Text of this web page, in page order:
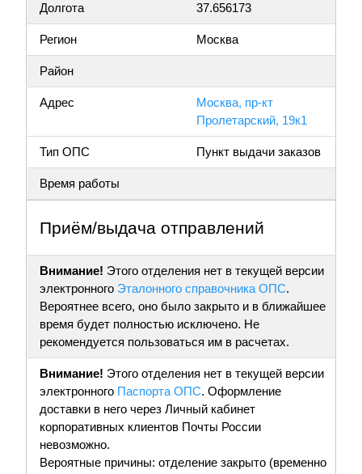
Долгота 37.656173
Регион Москва
Район
Адрес
Москва, пр-кт
Пролетарский, 19к1
Тип ОПС Пункт выдачи заказов
Время работы
Приём/выдача отправлений
Внимание! Этого отделения нет в текущей версии
электронного Эталонного справочника ОПС.
Вероятнее всего, оно было закрыто и в ближайшее
время будет полностью исключено. Не
рекомендуется пользоваться им в расчетах.
Внимание! Этого отделения нет в текущей версии
электронного Паспорта ОПС. Оформление
доставки в него через Личный кабинет
корпоративных клиентов Почты России
невозможно.
Вероятные причины: отделение закрыто (временно